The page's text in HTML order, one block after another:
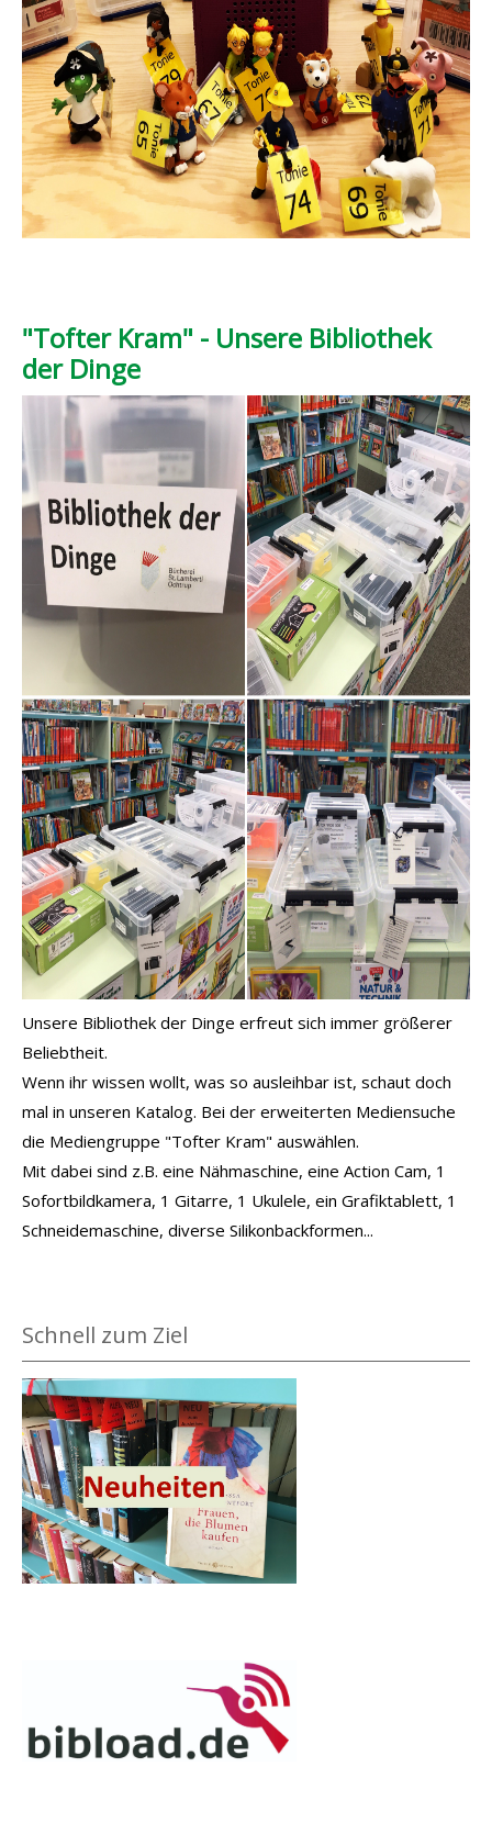
"Tofter Kram" - Unsere Bibliothek
der Dinge
Unsere Bibliothek der Dinge erfreut sich immer größerer
Beliebtheit.
Wenn ihr wissen wollt, was so ausleihbar ist, schaut doch
mal in unseren Katalog. Bei der erweiterten Mediensuche
die Mediengruppe "Tofter Kram" auswählen.
Mit dabei sind z.B. eine Nähmaschine, eine Action Cam, 1
Sofortbildkamera, 1 Gitarre, 1 Ukulele, ein Grafiktablett, 1
Schneidemaschine, diverse Silikonbackformen...
Schnell zum Ziel